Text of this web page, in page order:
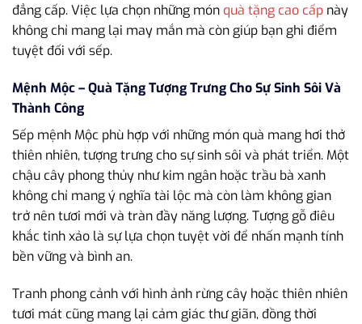
đẳng cấp. Việc lựa chọn những món quà tặng cao cấp này
không chỉ mang lại may mắn mà còn giúp bạn ghi điểm
tuyệt đối với sếp.
Mệnh Mộc – Quà Tặng Tượng Trưng Cho Sự Sinh Sôi Và
Thành Công
Sếp mệnh Mộc phù hợp với những món quà mang hơi thở
thiên nhiên, tượng trưng cho sự sinh sôi và phát triển. Một
chậu cây phong thủy như kim ngân hoặc trầu bà xanh
không chỉ mang ý nghĩa tài lộc mà còn làm không gian
trở nên tươi mới và tràn đầy năng lượng. Tượng gỗ điêu
khắc tinh xảo là sự lựa chọn tuyệt vời để nhấn mạnh tính
bền vững và bình an.
Tranh phong cảnh với hình ảnh rừng cây hoặc thiên nhiên
tươi mát cũng mang lại cảm giác thư giãn, đồng thời